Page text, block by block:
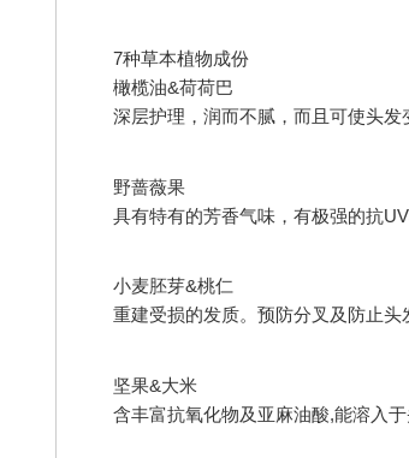
7种草本植物成份
橄榄油&荷荷巴
深层护理，润而不腻，而且可使头发
野蔷薇果
具有特有的芳香气味，有极强的抗UV
小麦胚芽&桃仁
重建受损的发质。预防分叉及防止头
坚果&大米
含丰富抗氧化物及亚麻油酸,能溶入